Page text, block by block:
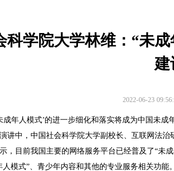
科学院大学林维：“未
建
2022-06-23
年人模式’的进一步细化和落实将成为中国未成
讲中，中国社会科学院大学副校长、互联网法
，目前我国主要的网络服务平台已经普及了“未
人模式”、青少年内容和其他的专业服务相关功能。